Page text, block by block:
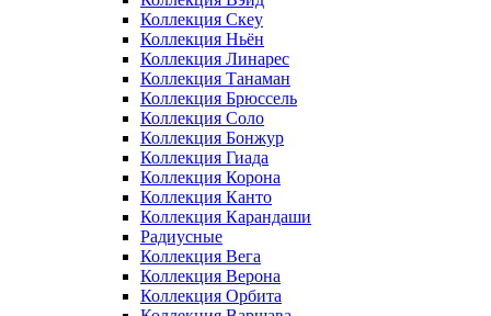
Коллекция Скеу
Коллекция Ньён
Коллекция Линарес
Коллекция Танаман
Коллекция Брюссель
Коллекция Соло
Коллекция Бонжур
Коллекция Гиада
Коллекция Корона
Коллекция Канто
Коллекция Карандаши
Радиусные
Коллекция Вега
Коллекция Верона
Коллекция Орбита